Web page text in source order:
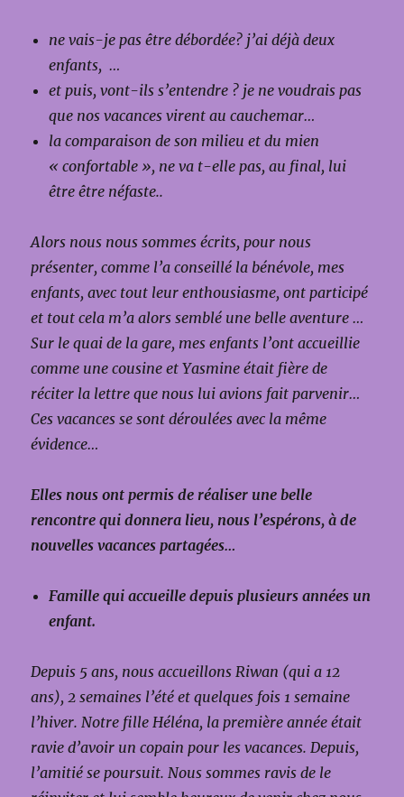
ne vais-je pas être débordée? j’ai déjà deux
enfants, …
et puis, vont-ils s’entendre ? je ne voudrais pas
que nos vacances virent au cauchemar…
la comparaison de son milieu et du mien
« confortable », ne va t-elle pas, au final, lui
être être néfaste..
Alors nous nous sommes écrits, pour nous
présenter, comme l’a conseillé la bénévole, mes
enfants, avec tout leur enthousiasme, ont participé
et tout cela m’a alors semblé une belle aventure …
Sur le quai de la gare, mes enfants l’ont accueillie
comme une cousine et Yasmine était fière de
réciter la lettre que nous lui avions fait parvenir…
Ces vacances se sont déroulées avec la même
évidence…
Elles nous ont permis de réaliser une belle
rencontre qui donnera lieu, nous l’espérons, à de
nouvelles vacances partagées…
Famille qui accueille depuis plusieurs années un
enfant.
Depuis 5 ans, nous accueillons Riwan (qui a 12
ans), 2 semaines l’été et quelques fois 1 semaine
l’hiver. Notre fille Héléna, la première année était
ravie d’avoir un copain pour les vacances. Depuis,
l’amitié se poursuit. Nous sommes ravis de le